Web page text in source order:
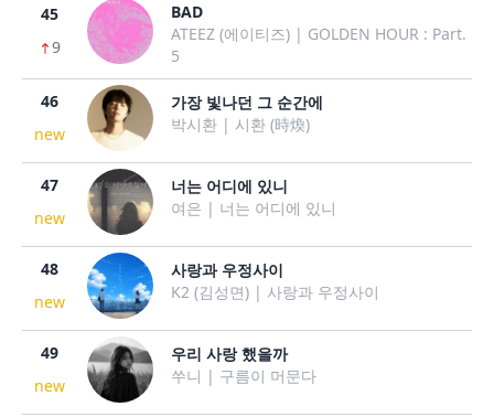
45
9
BAD
ATEEZ (에이티즈) | GOLDEN HOUR : Part.
5
46
new
가장 빛나던 그 순간에
박시환 | 시환 (時煥)
47
new
너는 어디에 있니
여은 | 너는 어디에 있니
48
new
사랑과 우정사이
K2 (김성면) | 사랑과 우정사이
49
new
우리 사랑 했을까
쑤니 | 구름이 머문다